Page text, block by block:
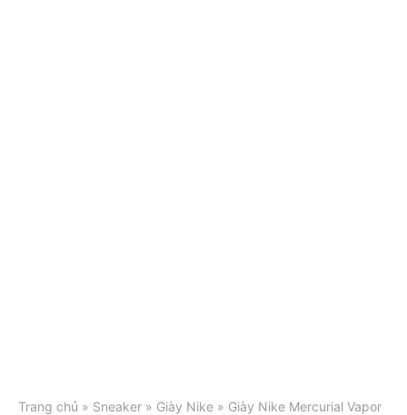
Trang chủ » Sneaker » Giày Nike » Giày Nike Mercurial Vapor